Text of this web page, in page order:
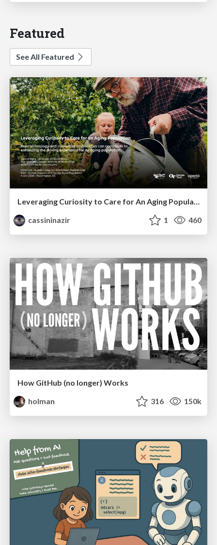
Featured
See All Featured
Leveraging Curiosity to Care for An Aging Population
cassininazir
1 460
How GitHub (no longer) Works
holman
316 150k